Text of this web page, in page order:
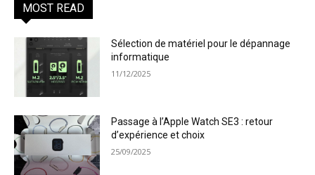
MOST READ
Sélection de matériel pour le dépannage
informatique
11/12/2025
Passage à l’Apple Watch SE3 : retour
d’expérience et choix
25/09/2025